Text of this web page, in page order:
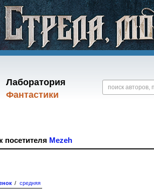
Лаборатория
Фантастики
посетителя Mezeh
/ средняя